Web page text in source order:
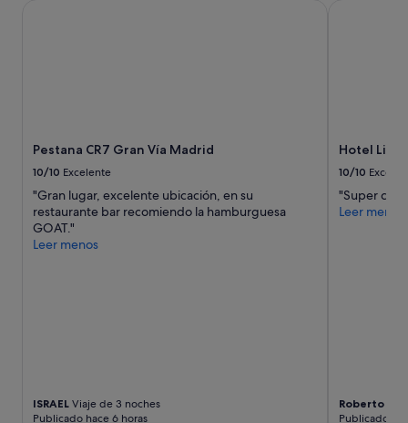
Pestana CR7 Gran Vía Madrid
10/10 Excelente
"Gran lugar, excelente ubicación, en su
restaurante bar recomiendo la hamburguesa
GOAT."
Leer menos
ISRAEL Viaje de 3 noches
Publicado hace 6 horas
Hotel
10/10
"Super
Leer menos
Roberto
Publicado